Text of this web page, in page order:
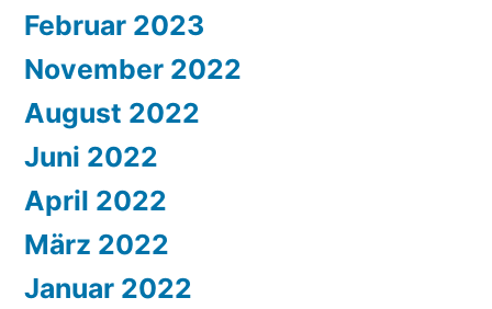
Februar 2023
November 2022
August 2022
Juni 2022
April 2022
März 2022
Januar 2022